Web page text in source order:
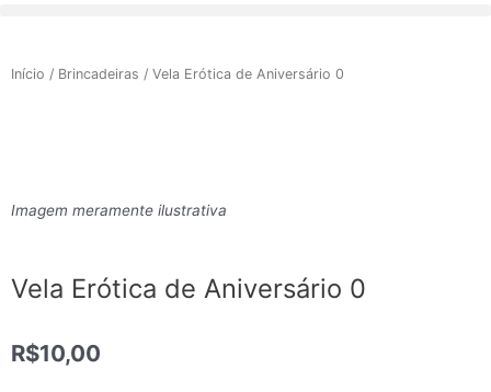
o
k
a
p
Início / Brincadeiras / Vela Erótica de Aniversário 0
Imagem meramente ilustrativa
Vela Erótica de Aniversário 0
R$10,00